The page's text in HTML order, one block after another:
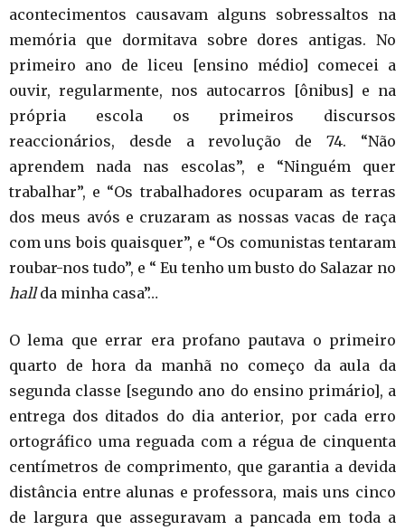
acontecimentos causavam alguns sobressaltos na
memória que dormitava sobre dores antigas. No
primeiro ano de liceu [ensino médio] comecei a
ouvir, regularmente, nos autocarros [ônibus] e na
própria escola os primeiros discursos
reaccionários, desde a revolução de 74. “Não
aprendem nada nas escolas”, e “Ninguém quer
trabalhar”, e “Os trabalhadores ocuparam as terras
dos meus avós e cruzaram as nossas vacas de raça
com uns bois quaisquer”, e “Os comunistas tentaram
roubar-nos tudo”, e “ Eu tenho um busto do Salazar no
hallda minha casa”…
O lema que errar era profano pautava o primeiro
quarto de hora da manhã no começo da aula da
segunda classe [segundo ano do ensino primário], a
entrega dos ditados do dia anterior, por cada erro
ortográfico uma reguada com a régua de cinquenta
centímetros de comprimento, que garantia a devida
distância entre alunas e professora, mais uns cinco
de largura que asseguravam a pancada em toda a